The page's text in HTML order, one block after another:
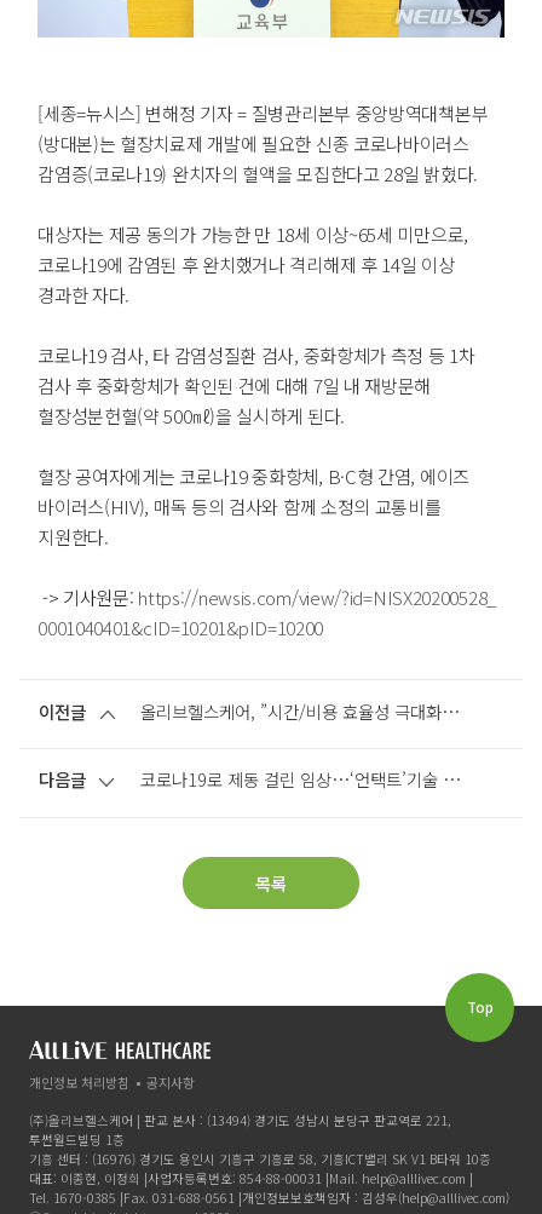
[세종=뉴시스] 변해정 기자 = 질병관리본부 중앙방역대책본부
(방대본)는 혈장치료제 개발에 필요한 신종 코로나바이러스
감염증(코로나19) 완치자의 혈액을 모집한다고 28일 밝혔다.
대상자는 제공 동의가 가능한 만 18세 이상~65세 미만으로,
코로나19에 감염된 후 완치했거나 격리해제 후 14일 이상
경과한 자다.
코로나19 검사, 타 감염성질환 검사, 중화항체가 측정 등 1차
검사 후 중화항체가 확인된 건에 대해 7일 내 재방문해
혈장성분헌혈(약 500㎖)을 실시하게 된다.
혈장 공여자에게는 코로나19 중화항체, B·C형 간염, 에이즈
바이러스(HIV), 매독 등의 검사와 함께 소정의 교통비를
지원한다.
-> 기사원문: https://newsis.com/view/?id=NISX20200528_
0001040401&cID=10201&pID=10200
이전글 올리브헬스케어, ”시간/비용 효율성 극대화로 신약개발 속도내겠다”
다음글 코로나19로 제동 걸린 임상…‘언택트’기술 도입 활발
목록
개인정보 처리방침 공지사항
(주)올리브헬스케어 | 판교 본사 : (13494) 경기도 성남시 분당구 판교역로 221,
투썬월드빌딩 1층
기흥 센터 : (16976) 경기도 용인시 기흥구 기흥로 58, 기흥ICT밸리 SK V1 B타워 10층
대표: 이종현, 이정희 |사업자등록번호: 854-88-00031 |Mail. help@alllivec.com |
Tel. 1670-0385 |Fax. 031-688-0561 |개인정보보호책임자 : 김성우(help@alllivec.com)
Top